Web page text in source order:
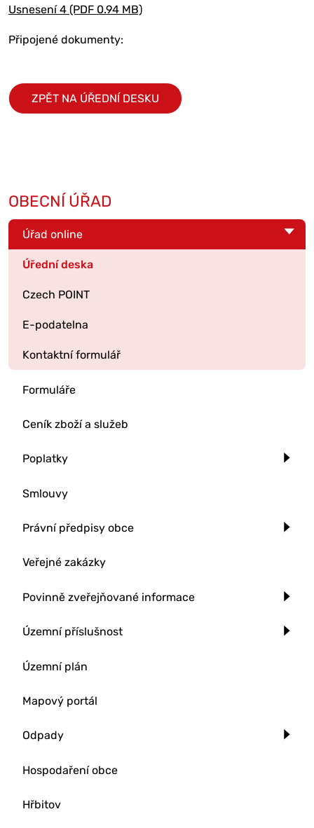
Usnesení 4 (PDF 0.94 MB)
Připojené dokumenty:
ZPĚT NA ÚŘEDNÍ DESKU
OBECNÍ ÚŘAD
Úřad online
Úřední deska
Czech POINT
E-podatelna
Kontaktní formulář
Formuláře
Ceník zboží a služeb
Poplatky
Smlouvy
Právní předpisy obce
Veřejné zakázky
Povinně zveřejňované informace
Územní příslušnost
Územní plán
Mapový portál
Odpady
Hospodaření obce
Hřbitov